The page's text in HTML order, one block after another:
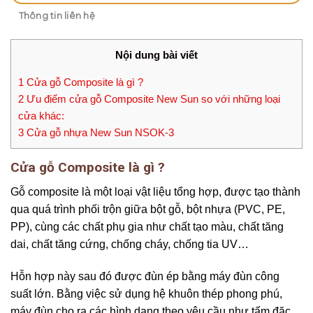
Thông tin liên hệ
Nội dung bài viết
1 Cửa gỗ Composite là gì ?
2 Ưu điểm cửa gỗ Composite New Sun so với những loại
cửa khác:
3 Cửa gỗ nhựa New Sun NSOK-3
Cửa gỗ Composite là gì ?
Gỗ composite là một loại vật liệu tổng hợp, được tạo thành
qua quá trình phối trộn giữa bột gỗ, bột nhựa (PVC, PE,
PP), cùng các chất phụ gia như chất tạo màu, chất tăng
dai, chất tăng cứng, chống cháy, chống tia UV…
Hỗn hợp này sau đó được đùn ép bằng máy đùn công
suất lớn. Bằng việc sử dụng hệ khuôn thép phong phú,